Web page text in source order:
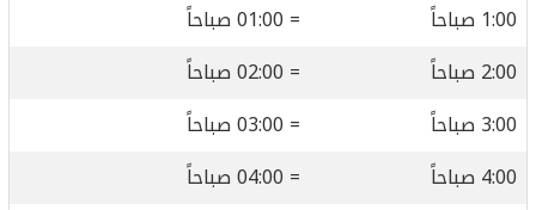
1:00 صباحاً
= 01:00 صباحاً
2:00 صباحاً
= 02:00 صباحاً
3:00 صباحاً
= 03:00 صباحاً
4:00 صباحاً
= 04:00 صباحاً